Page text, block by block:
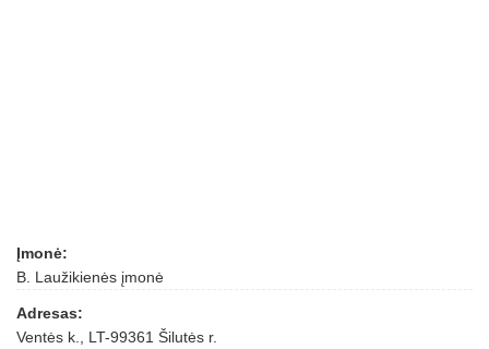
Įmonė:
B. Laužikienės įmonė
Adresas:
Ventės k., LT-99361 Šilutės r.